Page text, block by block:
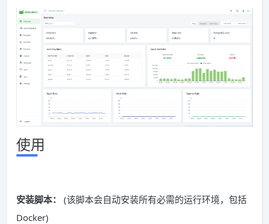
使用
安装脚本：
(该脚本会自动安装所有必需的运行环境，包括
Docker)